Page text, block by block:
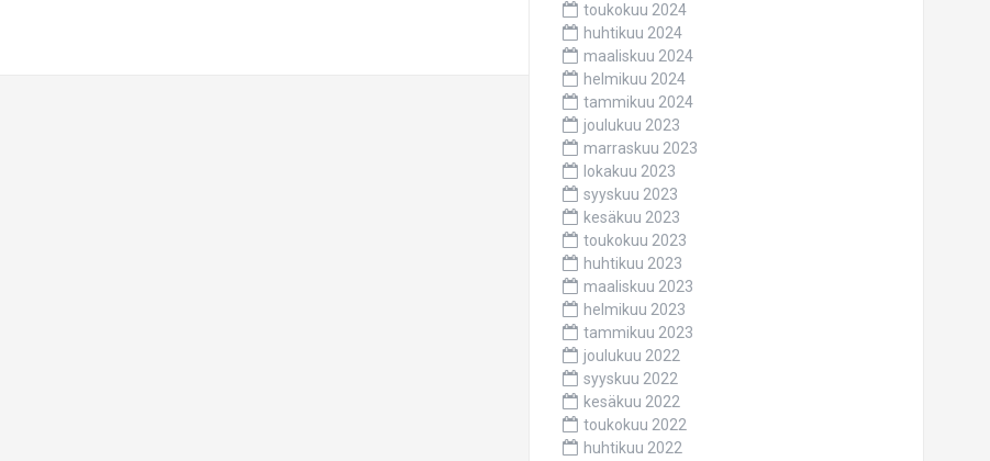
toukokuu 2024
huhtikuu 2024
maaliskuu 2024
helmikuu 2024
tammikuu 2024
joulukuu 2023
marraskuu 2023
lokakuu 2023
syyskuu 2023
kesäkuu 2023
toukokuu 2023
huhtikuu 2023
maaliskuu 2023
helmikuu 2023
tammikuu 2023
joulukuu 2022
syyskuu 2022
kesäkuu 2022
toukokuu 2022
huhtikuu 2022